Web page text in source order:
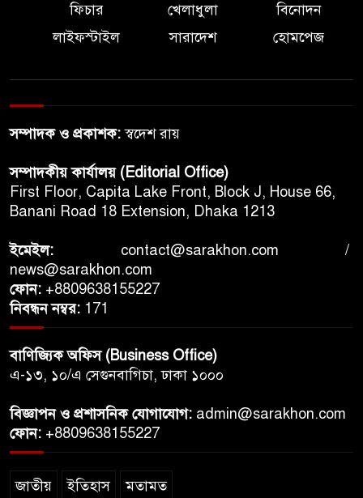
ফিচার খেলাধুলা
বিনোদন
লাইফস্টাইল
সারাদেশ হোমপেজ
সম্পাদক ও প্রকাশক:স্বদেশ রায়
সম্পাদকীয় কার্যালয় (Editorial Office)
First Floor, Capita Lake Front, Block J, House 66,
Banani Road 18 Extension, Dhaka 1213
ইমেইল: contact@sarakhon.com /
news@sarakhon.com
ফোন: +8809638155227
নিবন্ধন নম্বর: 171
বাণিজ্যিক অফিস (Business Office)
এ-১৩, ১০/এ সেগুনবাগিচা, ঢাকা ১০০০
বিজ্ঞাপন ও প্রশাসনিক যোগাযোগ: admin@sarakhon.com
ফোন: +8809638155227
জাতীয় ইতিহাস মতামত